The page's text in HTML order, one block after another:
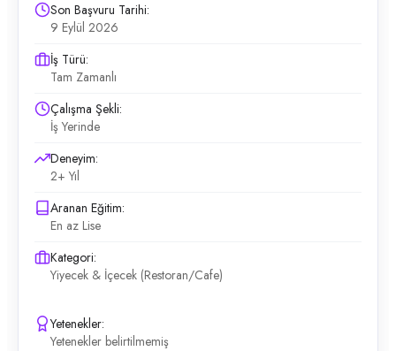
Son Başvuru Tarihi:
9 Eylül 2026
İş Türü:
Tam Zamanlı
Çalışma Şekli:
İş Yerinde
Deneyim:
2+ Yıl
Aranan Eğitim:
En az Lise
Kategori:
Yiyecek & İçecek (Restoran/Cafe)
Yetenekler:
Yetenekler belirtilmemiş